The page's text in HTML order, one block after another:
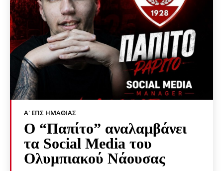
Α' ΕΠΣ ΗΜΑΘΊΑΣ
Ο “Παπίτο” αναλαμβάνει
τα Social Media του
Ολυμπιακού Νάουσας